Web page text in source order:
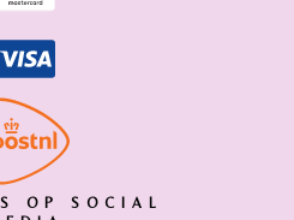
OP SOCIAL